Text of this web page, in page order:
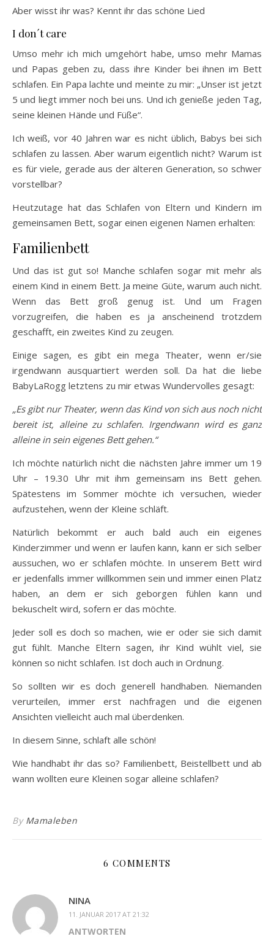
Aber wisst ihr was? Kennt ihr das schöne Lied
I don´t care
Umso mehr ich mich umgehört habe, umso mehr Mamas
und Papas geben zu, dass ihre Kinder bei ihnen im Bett
schlafen. Ein Papa lachte und meinte zu mir: „Unser ist jetzt
5 und liegt immer noch bei uns. Und ich genieße jeden Tag,
seine kleinen Hände und Füße“.
Ich weiß, vor 40 Jahren war es nicht üblich, Babys bei sich
schlafen zu lassen. Aber warum eigentlich nicht? Warum ist
es für viele, gerade aus der älteren Generation, so schwer
vorstellbar?
Heutzutage hat das Schlafen von Eltern und Kindern im
gemeinsamen Bett, sogar einen eigenen Namen erhalten:
Familienbett
Und das ist gut so! Manche schlafen sogar mit mehr als
einem Kind in einem Bett. Ja meine Güte, warum auch nicht.
Wenn das Bett groß genug ist. Und um Fragen
vorzugreifen, die haben es ja anscheinend trotzdem
geschafft, ein zweites Kind zu zeugen.
Einige sagen, es gibt ein mega Theater, wenn er/sie
irgendwann ausquartiert werden soll. Da hat die liebe
BabyLaRogg letztens zu mir etwas Wundervolles gesagt:
„Es gibt nur Theater, wenn das Kind von sich aus noch nicht
bereit ist, alleine zu schlafen. Irgendwann wird es ganz
alleine in sein eigenes Bett gehen.“
Ich möchte natürlich nicht die nächsten Jahre immer um 19
Uhr – 19.30 Uhr mit ihm gemeinsam ins Bett gehen.
Spätestens im Sommer möchte ich versuchen, wieder
aufzustehen, wenn der Kleine schläft.
Natürlich bekommt er auch bald auch ein eigenes
Kinderzimmer und wenn er laufen kann, kann er sich selber
aussuchen, wo er schlafen möchte. In unserem Bett wird
er jedenfalls immer willkommen sein und immer einen Platz
haben, an dem er sich geborgen fühlen kann und
bekuschelt wird, sofern er das möchte.
Jeder soll es doch so machen, wie er oder sie sich damit
gut fühlt. Manche Eltern sagen, ihr Kind wühlt viel, sie
können so nicht schlafen. Ist doch auch in Ordnung.
So sollten wir es doch generell handhaben. Niemanden
verurteilen, immer erst nachfragen und die eigenen
Ansichten vielleicht auch mal überdenken.
In diesem Sinne, schlaft alle schön!
Wie handhabt ihr das so? Familienbett, Beistellbett und ab
wann wollten eure Kleinen sogar alleine schlafen?
By Mamaleben
6 COMMENTS
NINA
11. JANUAR 2017 AT 21:32
ANTWORTEN